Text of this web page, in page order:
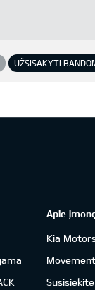
UŽSISAKYTI BANDOMĄJĮ
Apie
Kia